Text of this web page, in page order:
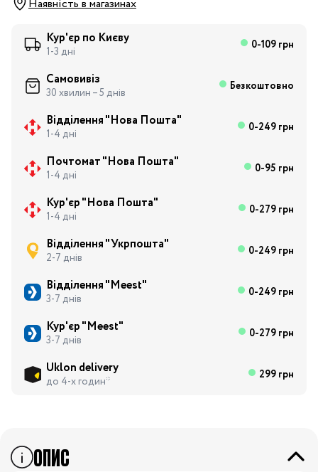
Наявність в магазинах
Кур'єр по Києву
1-3 дні 0-109 грн
Самовивіз
30 хвилин – 5 днів Безкоштовно
Відділення "Нова Пошта"
1-4 дні 0-249 грн
Почтомат "Нова Пошта"
1-4 дні 0-95 грн
Кур'єр "Нова Пошта"
1-4 дні 0-279 грн
Відділення "Укрпошта"
2-7 днів 0-249 грн
Відділення "Meest"
3-7 днів 0-249 грн
Кур'єр "Meest"
3-7 днів 0-279 грн
Uklon delivery
до 4-х годин* 299 грн
ОПИС